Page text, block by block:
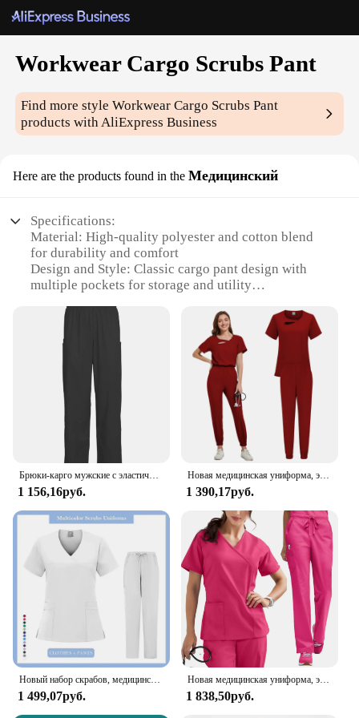
Workwear Cargo Scrubs Pant
Find more styleWorkwear Cargo Scrubs Pant
products with AliExpress Business
Here are the products found in the Медицинский
Specifications:
Material: High-quality polyester and cotton blend
for durability and comfort
Design and Style: Classic cargo pant design with
multiple pockets for storage and utility
seeking practical and stylish workwear
Typical Adaptive Scenario: Suitable for various
medical settings, including hospitals, clinics, and
laboratories
Shape or Size or Weight or Quantity: Available in a
range of sizes to fit various body types
Performance and Property: Easy-care fabric ensures
long-lasting wear and easy maintenance
Features:
|Wholesale|
**Comfort and Durability**
Crafted from a premium blend of polyester and
cotton, these Workwear Cargo Scrubs Pants are
designed to provide both comfort and durability.
The fabric is engineered to withstand the rigors of
daily medical tasks, ensuring that healthcare
professionals can focus on their work without
worrying about their attire. The pants are soft to the
touch, yet sturdy enough to resist wear and tear,
making them a reliable choice for those who
demand both comfort and longevity in their
workwear.
Брюки-карго мужские с эластичным поясом
1 156,16руб.
Новая медицинская униформа, эластичные топы с карманами и брюки, униформа медсестры, Спецодежда для доктора и хирургии, Спецодежда для салона красоты
1 390,17руб.
Новый набор скрабов, медицинская униформа, эластичные топы-скрабы с карманами, униформа медсестры, хирургический комбинезон для салона красоты, спецодежда
1 499,07руб.
Новая медицинская униформа, эластичные топы с карманами и брюки, униформа медсестры, Спецодежда для доктора и хирургии, Спецодежда для салона красоты
1 838,50руб.